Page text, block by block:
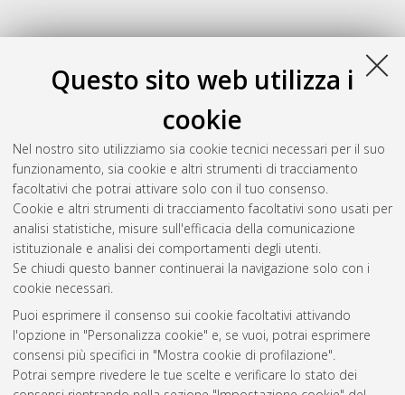
Questo sito web utilizza i
cookie
Nel nostro sito utilizziamo sia cookie tecnici necessari per il suo
funzionamento, sia cookie e altri strumenti di tracciamento
facoltativi che potrai attivare solo con il tuo consenso.
Cookie e altri strumenti di tracciamento facoltativi sono usati per
analisi statistiche, misure sull'efficacia della comunicazione
istituzionale e analisi dei comportamenti degli utenti.
Se chiudi questo banner continuerai la navigazione solo con i
cookie necessari.
Puoi esprimere il consenso sui cookie facoltativi attivando
l'opzione in "Personalizza cookie" e, se vuoi, potrai esprimere
consensi più specifici in "Mostra cookie di profilazione".
Potrai sempre rivedere le tue scelte e verificare lo stato dei
Gestione del documento:
Atom
Rss 1.0
Rss 2.0